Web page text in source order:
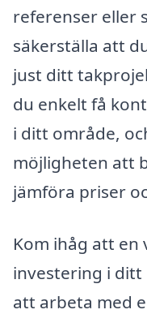
referenser eller
säkerställa att
just ditt
du enkelt få
i ditt område,
möjligheten att
jämföra priser
Kom ihåg att en
investering i
att arbeta med